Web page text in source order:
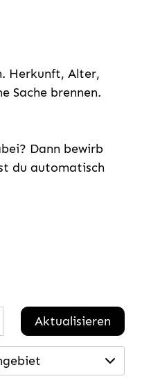
Herkunft, Alter,
Sache brennen.
Dann bewirb
du automatisch
Aktualisieren